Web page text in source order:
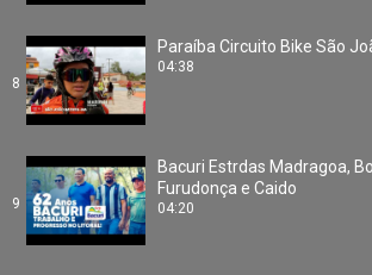
8
Paraíba Circuito Bike São
04:38
9
Bacuri Estrdas Madragoa,
Furudonça e Caido
04:20